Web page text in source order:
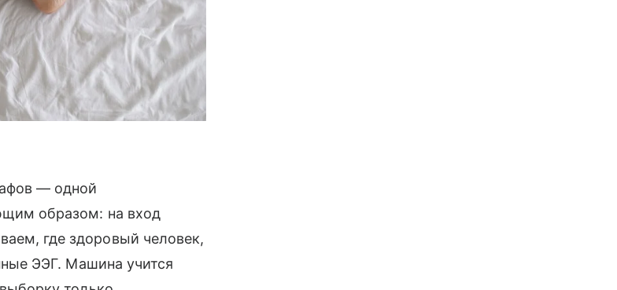
— одной
образом: на вход
где здоровый человек,
ЭЭГ. Машина учится